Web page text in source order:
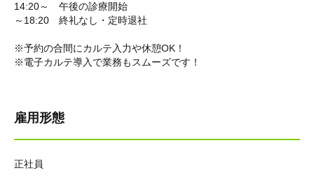
14:20～ 午後の診療開始
～18:20 終礼なし・定時退社
※予約の合間にカルテ入力や休憩OK！
※電子カルテ導入で業務もスムーズです！
雇用形態
正社員